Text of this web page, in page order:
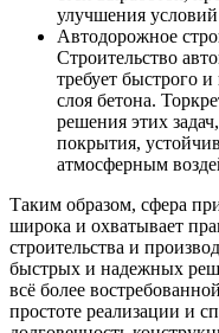
улучшения
Автодорожное
Строительство
требует быстрого
слоя бетона.
решения этих
покрытия,
атмосферным
Таким образом, сфера
широка и охватывает
строительства и
быстрых и надежных
всё более
простоте реализации и